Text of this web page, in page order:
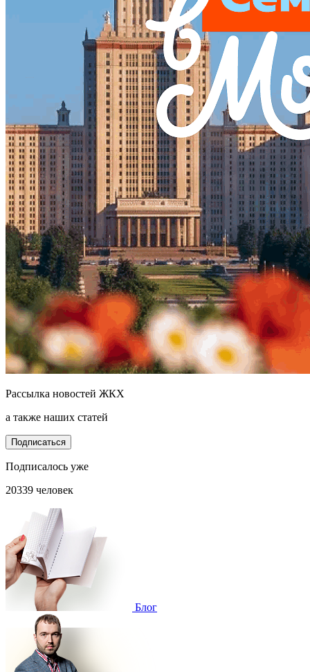
Рассылка новостей ЖКХ
а также наших статей
Подписаться
Подписалось уже
20339 человек
Блог